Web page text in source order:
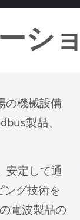
シ
の機械設備
製品、
安定して通
グ技術を
電波製品の